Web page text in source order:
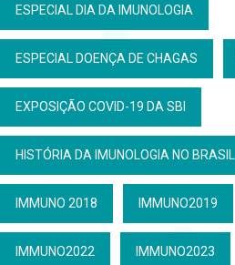
ESPECIAL DIA DA IMUNOLOGIA
ESPECIAL DOENÇA DE CHAGAS
EXPOSIÇÃO COVID-19 DA SBI
HISTÓRIA DA IMUNOLOGIA NO BRASIL
IMMUNO 2018 IMMUNO2019
IMMUNO2022 IMMUNO2023